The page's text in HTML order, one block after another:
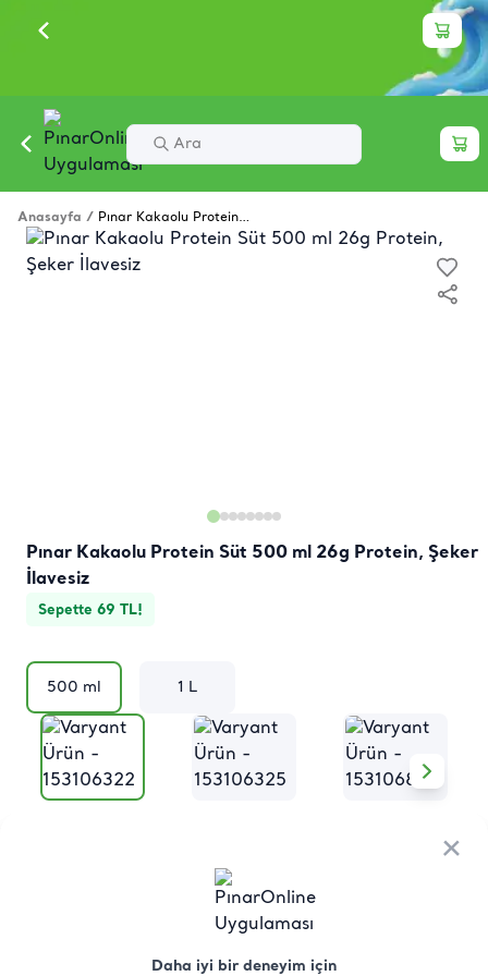
×
Daha iyi bir deneyim için
×
Daha iyi bir deneyim için
Anasayfa / Pınar Kakaolu Protein Süt 500 ml 26g Protein, Şeker İlavesiz
Pınar Kakaolu Protein Süt 500 ml 26g Protein, Şeker
İlavesiz
Sepette 69 TL!
500 ml 1 L
Bu Ürünün Olduğu TariflerTüm Tarifler